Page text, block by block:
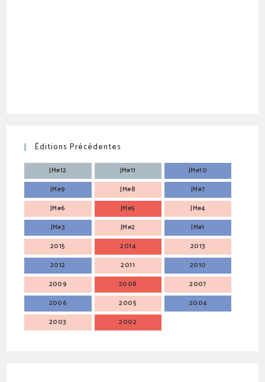
Éditions Précédentes
JM#12 JM#11
JM#10
JM#9
JM#8
JM#7
JM#6
JM#5
JM#4
JM#3
JM#2
JM#1
2015
2014
2013
2012
2011
2010
2009
2008
2007
2006
2005
2004
2003
2002